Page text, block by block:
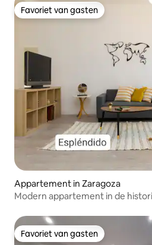
Favoriet van gasten
Favoriet van gasten
Appartement in Zaragoza
Modern appartement in de
Favoriet van gasten
Favoriet van gasten